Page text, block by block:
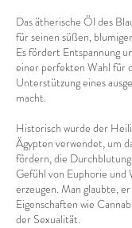
Das ätherische Öl des
für seinen süßen,
Es fördert Entspannung
einer perfekten Wahl für
Unterstützung eines
macht.
Historisch wurde der
Ägypten verwendet, um
fördern, die
Gefühl von Euphorie und
erzeugen. Man glaubte,
Eigenschaften wie
der Sexualität.